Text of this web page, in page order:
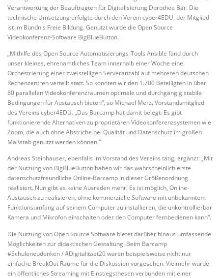
Verantwortung der Beauftragten für Digitalisierung Dorothee Bär. Die
technische Umsetzung erfolgte durch den Verein cyber4EDU, der Mitglied
ist im Bündnis Freie Bildung. Genutzt wurde die Open Source
Videokonferenz-Software BigBlueButton.
„Mithilfe des Open Source Automatisierungs-Tools Ansible fand durch
unser kleines, ehrenamtliches Team innerhalb einer Woche eine
Orchestrierung einer zweistelligen Serveranzahl auf mehreren deutschen
Rechenzentren verteilt statt. So konnten wir den 1.700 Beteiligten in über
80 parallelen Videokonferenzräumen optimale und durchgängig stabile
Bedingungen für Austausch bieten“, so Michael Merz, Vorstandsmitglied
des Vereins cyber4EDU. „Das Barcamp hat damit belegt: Es gibt
funktionierende Alternativen zu proprietären Videokonferenzsystemen wie
Zoom, die auch ohne Abstriche bei Qualität und Datenschutz im großen
Maßstab genutzt werden können.“
Andreas Steinhauser, ebenfalls im Vorstand des Vereins tätig, ergänzt: „Mit
der Nutzung von BigBlueButton haben wir das wahrscheinlich erste
datenschutzfreundliche Online-Barcamp in dieser Größenordnung
realisiert. Nun gibt es keine Ausreden mehr! Es ist möglich, Online-
Austausch zu realisieren, ohne kommerzielle Software mit unbekanntem
Funktionsumfang auf seinem Computer zu installieren, die unkontrollierbar
Kamera und Mikrofon einschalten oder den Computer fernbedienen kann“.
Die Nutzung von Open Source Software bietet darüber hinaus umfassende
Möglichkeiten zur didaktischen Gestaltung. Beim Barcamp
#Schuleneudenken / #Digitalitaet20 waren beispielsweise nicht nur
einfache BreakOut Räume für die Diskussion vorgesehen. Vielmehr wurde
ein öffentliches Streaming mit Einstiegsthesen verbunden mit einer